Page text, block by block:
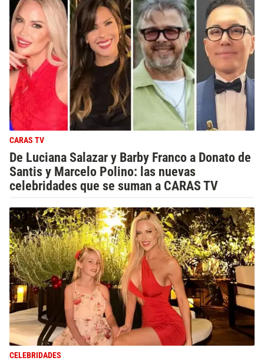
CARAS TV
De Luciana Salazar y Barby Franco a Donato de
Santis y Marcelo Polino: las nuevas
celebridades que se suman a CARAS TV
CELEBRIDADES